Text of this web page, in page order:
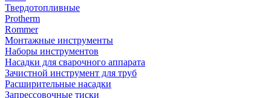
Твердотопливные
Protherm
Rommer
Монтажные инструменты
Наборы инструментов
Насадки для сварочного аппарата
Зачистной инструмент для труб
Расширительные насадки
Запрессовочные тиски